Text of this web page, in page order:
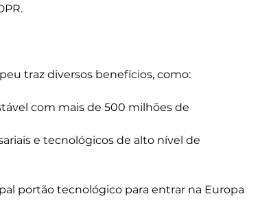
traz diversos benefícios, como:
com mais de 500 milhões de
e tecnológicos de alto nível de
portão tecnológico para entrar na Europa